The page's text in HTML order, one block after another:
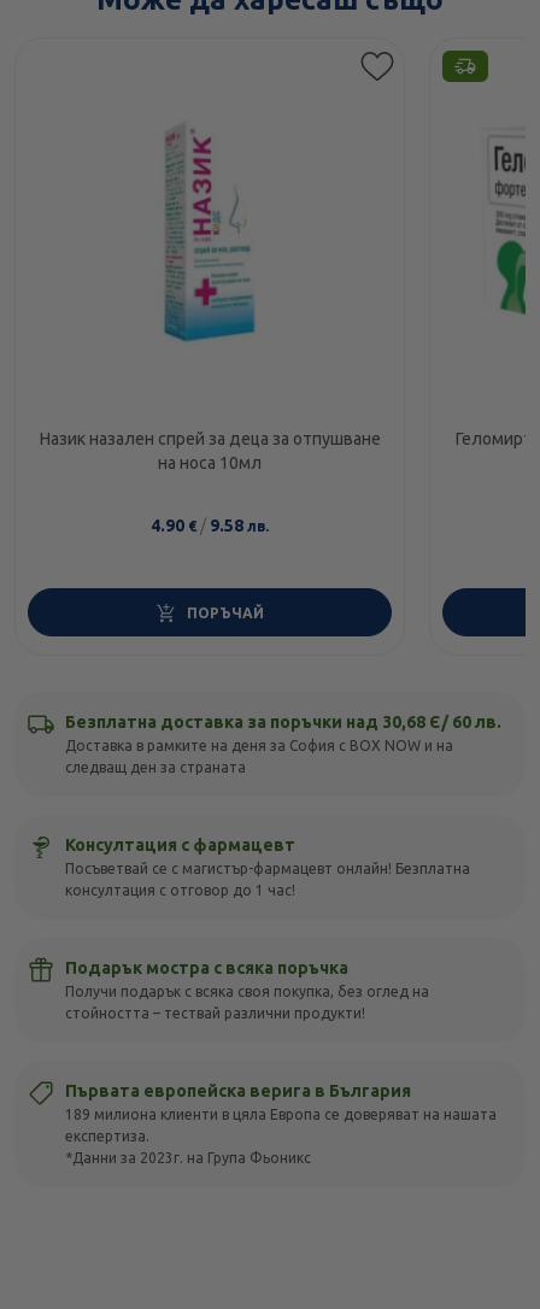
Назик назален спрей за деца за отпушване
на носа 10мл
4.90 € / 9.58 лв.
ПОРЪЧАЙ
Безплатна доставка за поръчки над 30,68 Є/ 60 лв.
Доставка в рамките на деня за София с BOX NOW и на
следващ ден за страната
Консултация с фармацевт
Посъветвай се с магистър-фармацевт онлайн! Безплатна
консултация с отговор до 1 час!
Подарък мостра с всяка поръчка
Получи подарък с всяка своя покупка, без оглед на
стойността – тествай различни продукти!
Първата европейска верига в България
189 милиона клиенти в цяла Европа се доверяват на нашата
експертиза.
*Данни за 2023г. на Група Фьоникс